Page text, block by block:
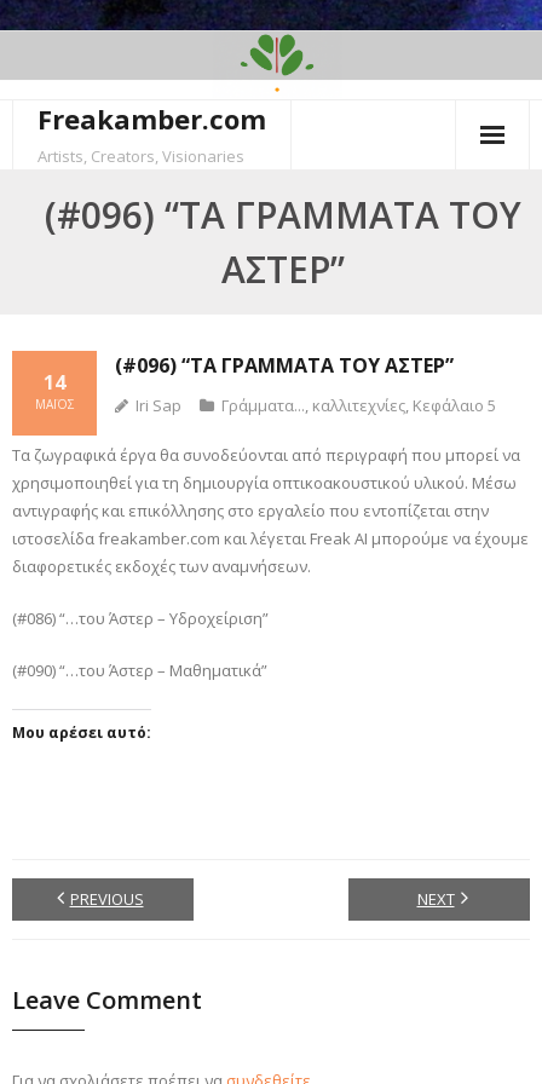
Freakamber.com
Artists, Creators, Visionaries
(#096) “ΤΑ ΓΡΆΜΜΑΤΑ ΤΟΥ
ΆΣΤΕΡ”
(#096) “ΤΑ ΓΡΆΜΜΑΤΑ ΤΟΥ ΆΣΤΕΡ”
14
ΜΆΙΟΣ Iri Sap Γράμματα..., καλλιτεχνίες, Κεφάλαιο 5
Τα ζωγραφικά έργα θα συνοδεύονται από περιγραφή που μπορεί να
χρησιμοποιηθεί για τη δημιουργία οπτικοακουστικού υλικού. Mέσω
αντιγραφής και επικόλλησης στο εργαλείο που εντοπίζεται στην
ιστοσελίδα freakamber.com και λέγεται Freak AI μπορούμε να έχουμε
διαφορετικές εκδοχές των αναμνήσεων.
(#086) “…του Άστερ – Υδροχείριση”
(#090) “…του Άστερ – Μαθηματικά”
Μου αρέσει αυτό:
PREVIOUS NEXT
Leave Comment